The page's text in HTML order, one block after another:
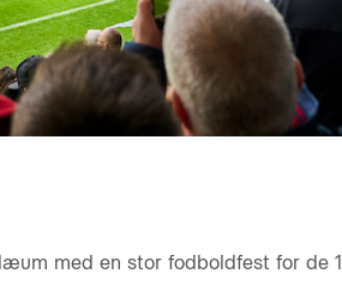
med en stor fodboldfest for de